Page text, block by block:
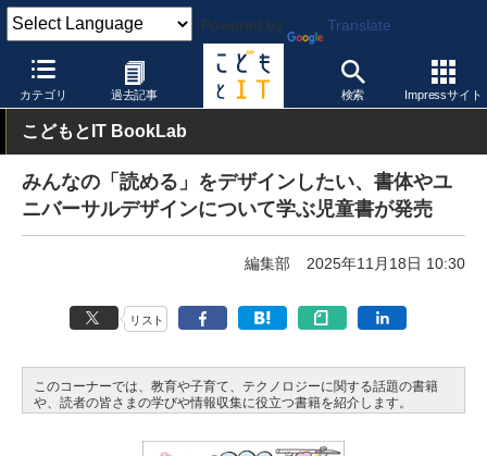
Powered by Translate
カテゴリ 過去記事 検索 Impressサイト
こどもとIT 製品・サービス
こどもとIT BookLab
みんなの「読める」をデザインしたい、書体やユ
ニバーサルデザインについて学ぶ児童書が発売
編集部 2025年11月18日 10:30
リスト
このコーナーでは、教育や子育て、テクノロジーに関する話題の書籍
や、読者の皆さまの学びや情報収集に役立つ書籍を紹介します。